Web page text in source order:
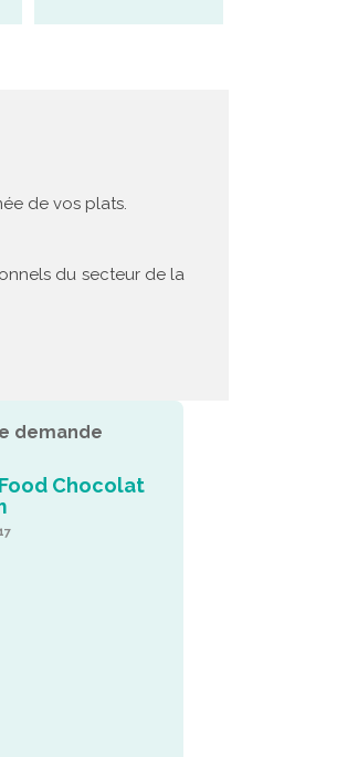
de vos plats.
du secteur de la
demande
Chocolat